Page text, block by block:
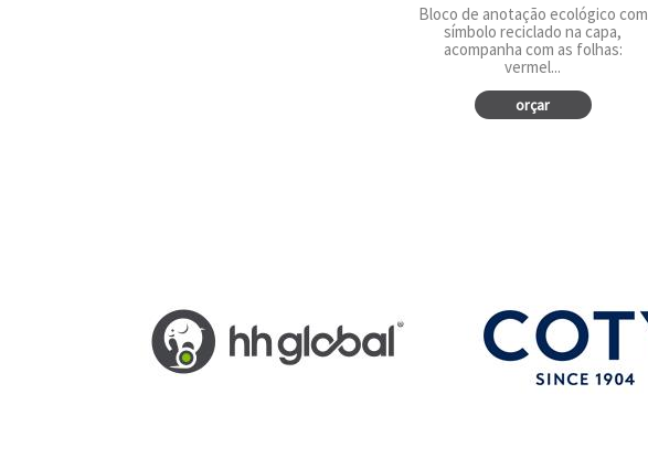
Bloco de anotação ecológico com
símbolo reciclado na capa,
acompanha com as folhas:
vermel...
orçar